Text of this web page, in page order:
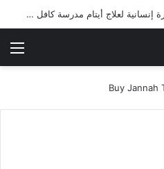
شرطة ميسان تلقي القبض على مطلقي العيارات النارية أثناء تشييع جنائزي في العمارة